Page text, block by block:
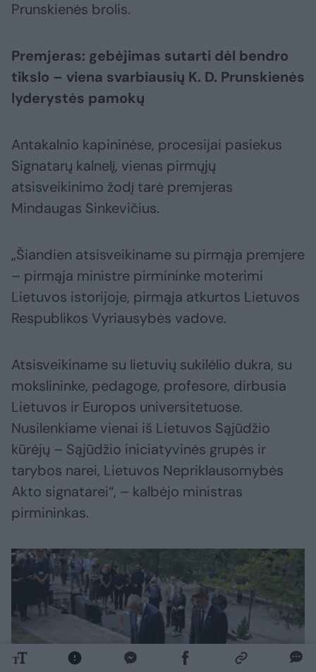
Prunskienės brolis.
Premjeras: gebėjimas sutarti dėl bendro
tikslo – viena svarbiausių K. D. Prunskienės
lyderystės pamokų
Antakalnio kapininėse, procesijai pasiekus
Signatarų kalnelį, vienas pirmųjų
atsisveikinimo žodį tarė premjeras
Mindaugas Sinkevičius.
„Šiandien atsisveikiname su pirmąja premjere
– pirmąja ministre pirmininke moterimi
Lietuvos istorijoje, pirmąja atkurtos Lietuvos
Respublikos Vyriausybės vadove.
Atsisveikiname su lietuvių sukilėlio dukra, su
mokslininke, pedagoge, profesore, dirbusia
Lietuvos ir Europos universitetuose.
Nusilenkiame vienai iš Lietuvos Sąjūdžio
kūrėjų – Sąjūdžio iniciatyvinės grupės ir
tarybos narei, Lietuvos Nepriklausomybės
Akto signatarei“, – kalbėjo ministras
pirmininkas.